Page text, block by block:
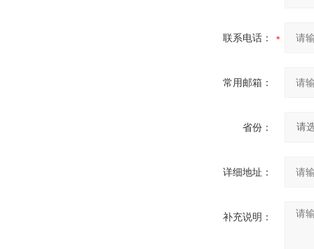
联系电话：
常用邮箱：
省份：
详细地址：
补充说明：